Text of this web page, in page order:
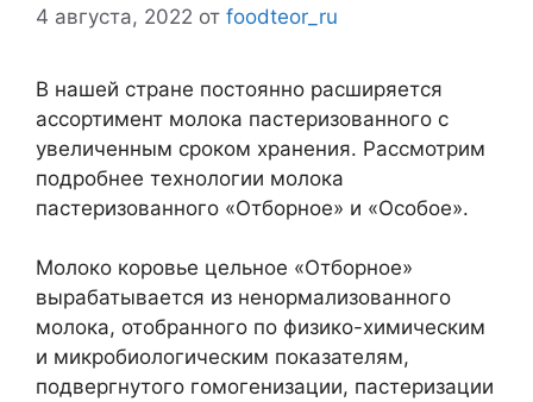
4 августа, 2022 от foodteor_ru
В нашей стране постоянно расширяется
ассортимент молока пастеризованного с
увеличенным сроком хранения. Рассмотрим
подробнее технологии молока
пастеризованного «Отборное» и «Особое».
Молоко коровье цельное «Отборное»
вырабатывается из ненормализованного
молока, отобранного по физико-химическим
и микробиологическим показателям,
подвергнутого гомогенизации, пастеризации